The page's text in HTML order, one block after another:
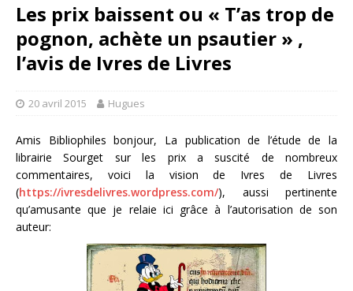
Les prix baissent ou « T’as trop de
pognon, achète un psautier » ,
l’avis de Ivres de Livres
20 avril 2015 Hugues
Amis Bibliophiles bonjour, La publication de l’étude de la
librairie Sourget sur les prix a suscité de nombreux
commentaires, voici la vision de Ivres de Livres
(https://ivresdelivres.wordpress.com/), aussi pertinente
qu’amusante que je relaie ici grâce à l’autorisation de son
auteur: